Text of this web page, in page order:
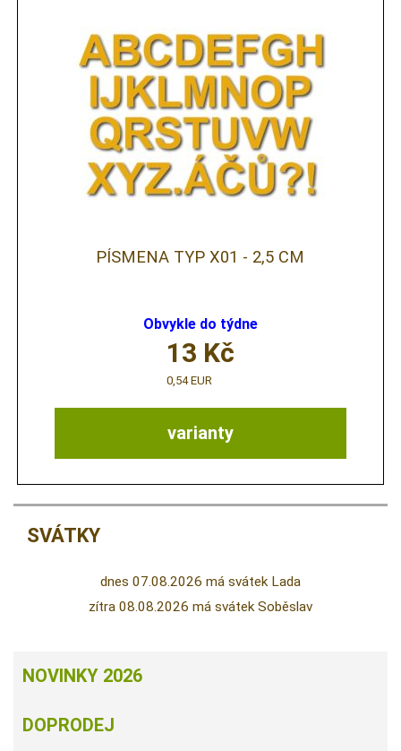
PÍSMENA TYP X01 - 2,5 CM
Obvykle do týdne
varianty
13 Kč
0,54 EUR
SVÁTKY
dnes 07.08.2026 má svátek Lada
zítra 08.08.2026 má svátek Soběslav
NOVINKY 2026
DOPRODEJ